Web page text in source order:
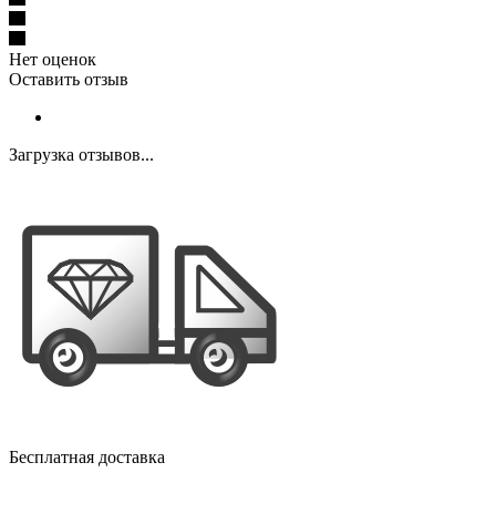
Нет оценок
Оставить отзыв
Загрузка отзывов...
Бесплатная доставка